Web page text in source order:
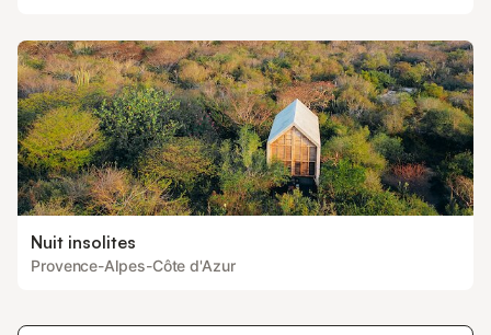
Nuit insolites
Provence-Alpes-Côte d'Azur